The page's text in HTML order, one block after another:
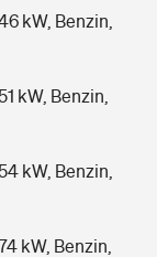
kW, Benzin,
kW, Benzin,
kW, Benzin,
kW, Benzin,